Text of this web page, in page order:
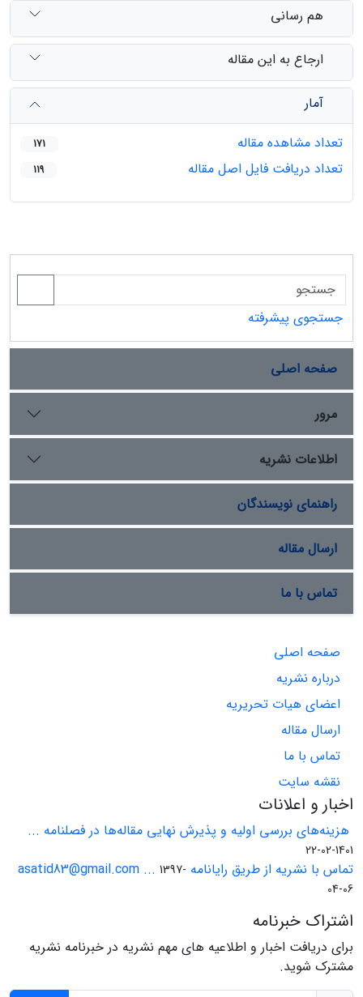
هم رسانی
ارجاع به این مقاله
آمار
تعداد مشاهده مقاله
171
تعداد دریافت فایل اصل مقاله 119
جستجوی پیشرفته
صفحه اصلی
مرور
اطلاعات نشریه
راهنمای نویسندگان
ارسال مقاله
تماس با ما
صفحه اصلی
درباره نشریه
اعضای هیات تحریریه
ارسال مقاله
تماس با ما
نقشه سایت
اخبار و اعلانات
هزینه‌های بررسی اولیه و پذیرش نهایی مقاله‌ها در فصلنامه ...
1401-02-22
تماس با نشریه از طریق رایانامه asatid83@gmail.com ... 1397-
04-06
اشتراک خبرنامه
برای دریافت اخبار و اطلاعیه های مهم نشریه در خبرنامه نشریه
مشترک شوید.